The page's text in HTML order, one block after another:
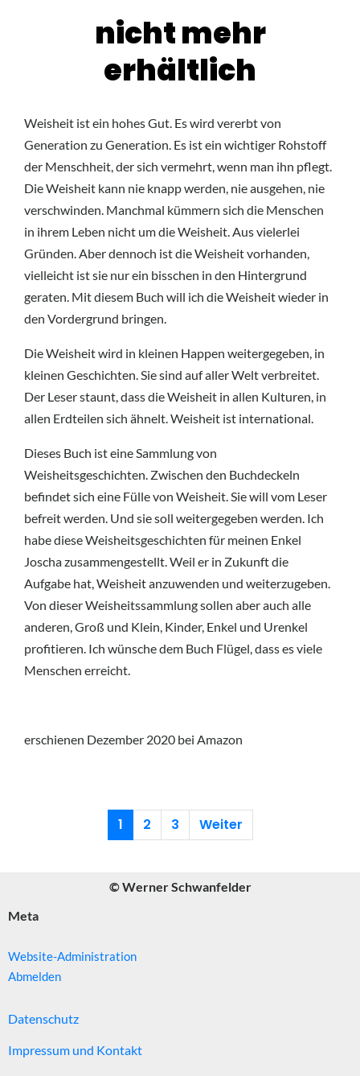
nicht mehr
erhältlich
Weisheit ist ein hohes Gut. Es wird vererbt von
Generation zu Generation. Es ist ein wichtiger Rohstoff
der Menschheit, der sich vermehrt, wenn man ihn pflegt.
Die Weisheit kann nie knapp werden, nie ausgehen, nie
verschwinden. Manchmal kümmern sich die Menschen
in ihrem Leben nicht um die Weisheit. Aus vielerlei
Gründen. Aber dennoch ist die Weisheit vorhanden,
vielleicht ist sie nur ein bisschen in den Hintergrund
geraten. Mit diesem Buch will ich die Weisheit wieder in
den Vordergrund bringen.
Die Weisheit wird in kleinen Happen weitergegeben, in
kleinen Geschichten. Sie sind auf aller Welt verbreitet.
Der Leser staunt, dass die Weisheit in allen Kulturen, in
allen Erdteilen sich ähnelt. Weisheit ist international.
Dieses Buch ist eine Sammlung von
Weisheitsgeschichten. Zwischen den Buchdeckeln
befindet sich eine Fülle von Weisheit. Sie will vom Leser
befreit werden. Und sie soll weitergegeben werden. Ich
habe diese Weisheitsgeschichten für meinen Enkel
Joscha zusammengestellt. Weil er in Zukunft die
Aufgabe hat, Weisheit anzuwenden und weiterzugeben.
Von dieser Weisheitssammlung sollen aber auch alle
anderen, Groß und Klein, Kinder, Enkel und Urenkel
profitieren. Ich wünsche dem Buch Flügel, dass es viele
Menschen erreicht.
erschienen Dezember 2020 bei Amazon
1 2 3 Weiter
© Werner Schwanfelder
Meta
Website-Administration
Abmelden
Datenschutz
Impressum und Kontakt